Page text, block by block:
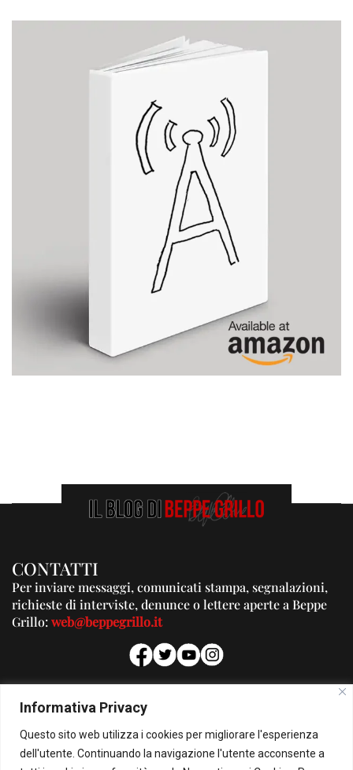
Informativa Privacy
Questo sito web utilizza i cookies per migliorare l'esperienza
dell'utente. Continuando la navigazione l'utente acconsente a
CONTATTI
Per inviare messaggi, comunicati stampa, segnalazioni,
richieste di interviste, denunce o lettere aperte a Beppe
Grillo:web@beppegrillo.it
PUBBLICITA'
Per la tua pubblicità su questo Blog:
pubblicita@beppegrillo.it